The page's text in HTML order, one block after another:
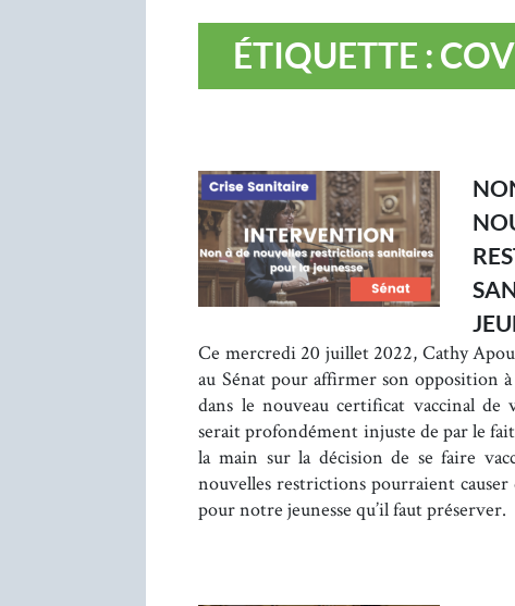
ÉTIQUETTE :
Ce mercredi 20 juillet 2022, Cathy
au Sénat pour affirmer son opposition
dans le nouveau certificat vaccinal de
serait profondément injuste de par le
la main sur la décision de se faire
nouvelles restrictions pourraient causer
pour notre jeunesse qu’il faut préserver.